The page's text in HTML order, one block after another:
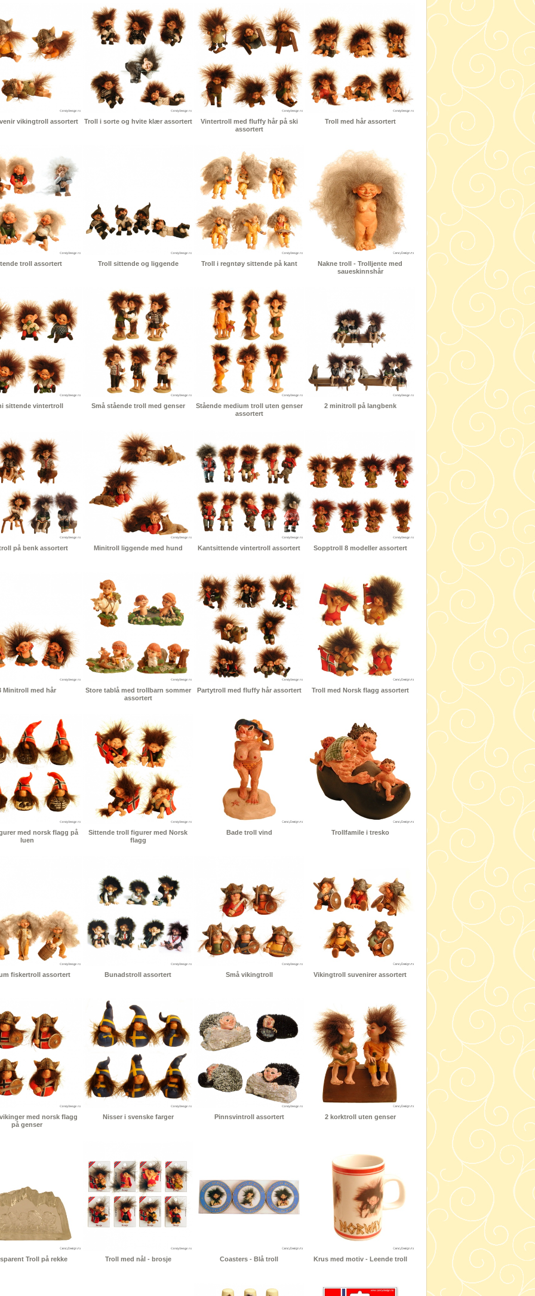
vikingtroll assortert Troll i sorte og hvite klær assortert
Vintertroll med fluffy hår på ski
assortert
Troll med hår assortert
troll assortert Troll sittende og liggende Troll i regntøy sittende på kant
Nakne troll - Trolljente med
saueskinnshår
sittende vintertroll Små stående troll med genser
Stående medium troll uten genser
assortert
2 minitroll på langbenk
på benk assortert Minitroll liggende med hund Kantsittende vintertroll assortert Sopptroll 8 modeller assortert
Minitroll med hår
Store tablå med trollbarn sommer
assortert
Partytroll med fluffy hår assortert Troll med Norsk flagg assortert
med norsk flagg på
luen
Sittende troll figurer med Norsk
flagg
Bade troll vind Trollfamile i tresko
fiskertroll assortert Bunadstroll assortert Små vikingtroll Vikingtroll suvenirer assortert
med norsk flagg
på genser
Nisser i svenske farger Pinnsvintroll assortert 2 korktroll uten genser
Troll på rekke Troll med nål - brosje Coasters - Blå troll Krus med motiv - Leende troll